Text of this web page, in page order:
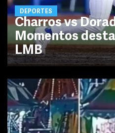
DEPORTES
Charros vs
Momentos
LMB